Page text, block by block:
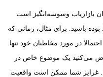
بازاریاب وسوسه‌انگیز است
باشید. برای مثال، زمانی که
در مورد مخاطبان خود تنها
می‌کنید یک موضوع خاص در
محبوب است. غرایز شما ممکن است واقعیت